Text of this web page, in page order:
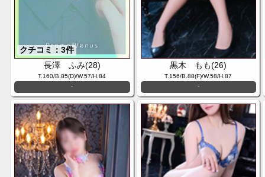
クチコミ：3件
長澤 ふみ(28)
T.160/B.85(D)/W.57/H.84
-
黒木 もも(26)
T.156/B.88(F)/W.58/H.87
-